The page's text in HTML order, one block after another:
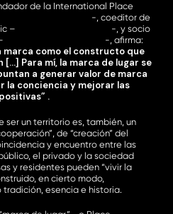
de la International Place
-, coeditor de
–
-, y socio
-, afirma:
marca como el constructo que
Para mí, la marca de lugar se
a generar valor de marca
la conciencia y mejorar las
.
ser un territorio es, también, un
de “creación” del
y encuentro entre las
el privado y la sociedad
y residentes pueden “vivir la
en cierto modo,
esencia e historia.